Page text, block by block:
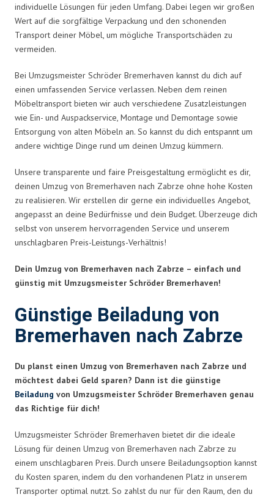
individuelle Lösungen für jeden Umfang. Dabei legen wir großen
Wert auf die sorgfältige Verpackung und den schonenden
Transport deiner Möbel, um mögliche Transportschäden zu
vermeiden.
Bei Umzugsmeister Schröder Bremerhaven kannst du dich auf
einen umfassenden Service verlassen. Neben dem reinen
Möbeltransport bieten wir auch verschiedene Zusatzleistungen
wie Ein- und Auspackservice, Montage und Demontage sowie
Entsorgung von alten Möbeln an. So kannst du dich entspannt um
andere wichtige Dinge rund um deinen Umzug kümmern.
Unsere transparente und faire Preisgestaltung ermöglicht es dir,
deinen Umzug von Bremerhaven nach Zabrze ohne hohe Kosten
zu realisieren. Wir erstellen dir gerne ein individuelles Angebot,
angepasst an deine Bedürfnisse und dein Budget. Überzeuge dich
selbst von unserem hervorragenden Service und unserem
unschlagbaren Preis-Leistungs-Verhältnis!
Dein Umzug von Bremerhaven nach Zabrze – einfach und
günstig mit Umzugsmeister Schröder Bremerhaven!
Günstige Beiladung von
Bremerhaven nach Zabrze
Du planst einen Umzug von Bremerhaven nach Zabrze und
möchtest dabei Geld sparen? Dann ist die günstige
Beiladung von Umzugsmeister Schröder Bremerhaven genau
das Richtige für dich!
Umzugsmeister Schröder Bremerhaven bietet dir die ideale
Lösung für deinen Umzug von Bremerhaven nach Zabrze zu
einem unschlagbaren Preis. Durch unsere Beiladungsoption kannst
du Kosten sparen, indem du den vorhandenen Platz in unserem
Transporter optimal nutzt. So zahlst du nur für den Raum, den du